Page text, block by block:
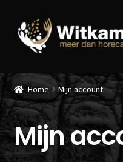
Ga
door
naar
Ga
naar
Home
Dinerbonnen
Evenementen
Home Mijn account
Mijn